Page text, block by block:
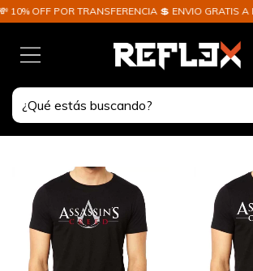
POR TRANSFERENCIA 💲 ENVIO GRATIS A